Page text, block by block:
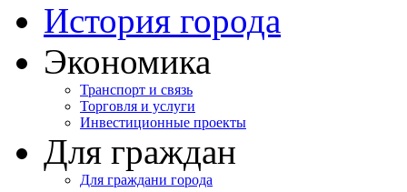
История города
Экономика
Транспорт и связь
Торговля и услуги
Инвестиционные проекты
Для граждан
Для граждани города